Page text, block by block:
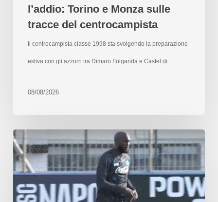
l’addio: Torino e Monza sulle
tracce del centrocampista
Il centrocampista classe 1998 sta svolgendo la preparazione
estiva con gli azzurri tra Dimaro Folgarida e Castel di…
08/08/2026